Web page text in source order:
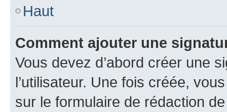
Haut
Comment ajouter une
Vous devez d’abord créer une
l’utilisateur. Une fois créée,
sur le formulaire de rédaction